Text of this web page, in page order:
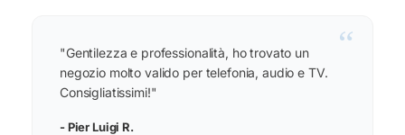
“
"Gentilezza e professionalità, ho trovato un
negozio molto valido per telefonia, audio e TV.
Consigliatissimi!"
- Pier Luigi R.